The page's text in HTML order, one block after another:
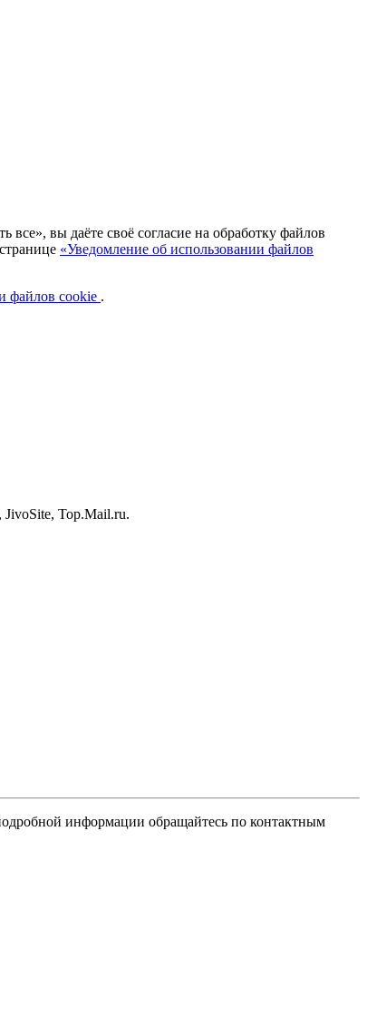
вы даёте своё согласие на обработку файлов
«Уведомление об использовании файлов
файлов cookie .
Top.Mail.ru.
информации обращайтесь по контактным